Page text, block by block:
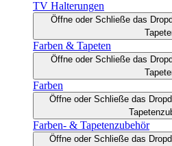
TV Halterungen
Öffne oder Schließe das
Farben & Tapeten
Öffne oder Schließe das
Farben
Öffne oder Schließe das
Farben- & Tapetenzubehör
Öffne oder Schließe das